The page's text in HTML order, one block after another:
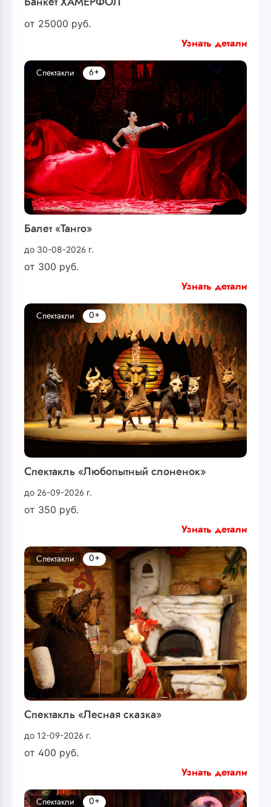
Банкет ХАМЕРФОЛ
от 25000 руб.
Узнать детали
Балет «Танго»
до 30-08-2026 г.
от 300 руб.
Спектакли 6+
Узнать детали
Спектакль «Любопытный слоненок»
до 26-09-2026 г.
от 350 руб.
Спектакли 0+
Узнать детали
Спектакль «Лесная сказка»
до 12-09-2026 г.
от 400 руб.
Спектакли 0+
Узнать детали
Спектакли 0+